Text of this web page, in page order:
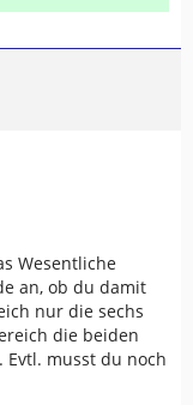
Wesentliche
an, ob du damit
nur die sechs
die beiden
Evtl. musst du noch